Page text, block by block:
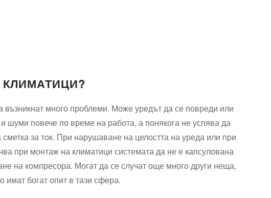
възникнат много проблеми. Може уредът да се повреди или
шуми повече по време на работа, а понякога не успява да
за ток. При нарушаване на целостта на уреда или при
при монтаж на климатици системата да не е капсулована
на компресора. Могат да се случат още много други неща,
имат богат опит в тази сфера.